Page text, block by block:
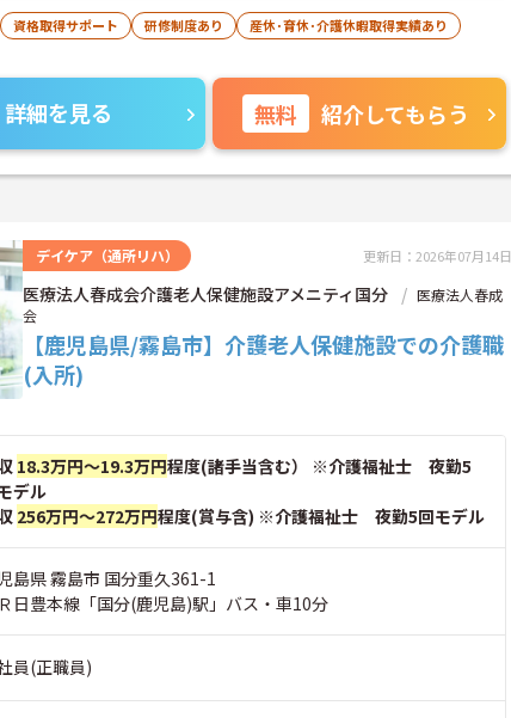
資格取得サポート 研修制度あり
産休･育休･介護休暇取得実績あり
詳細を見る 無料 紹介してもらう
デイケア（通所リハ） 更新日：2026年07月14日
医療法人春成会介護老人保健施設アメニティ国分
医療法人春成
会
【鹿児島県/霧島市】介護老人保健施設での介護職
(入所)
18.3万円～19.3万円程度(諸手当含む） ※介護福祉士 夜勤5
デル
256万円～272万円程度(賞与含) ※介護福祉士 夜勤5回モデル
島県 霧島市 国分重久361-1
日豊本線「国分(鹿児島)駅」バス・車10分
員(正職員)